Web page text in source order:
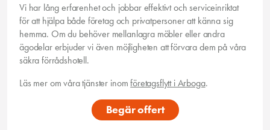
Vi har lång erfarenhet och jobbar effektivt och serviceinriktat
för att hjälpa både företag och privatpersoner att känna sig
hemma. Om du behöver mellanlagra möbler eller andra
ägodelar erbjuder vi även möjligheten att förvara dem på våra
säkra förrådshotell.
Läs mer om våra tjänster inomföretagsflytt i Arboga.
Begär offert